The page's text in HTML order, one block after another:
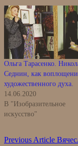
Ольга Тарасенко.
Седнин, как
художественного духа.
14.06.2020
В "Изобразительное
искусство"
Навигация
Previous Article